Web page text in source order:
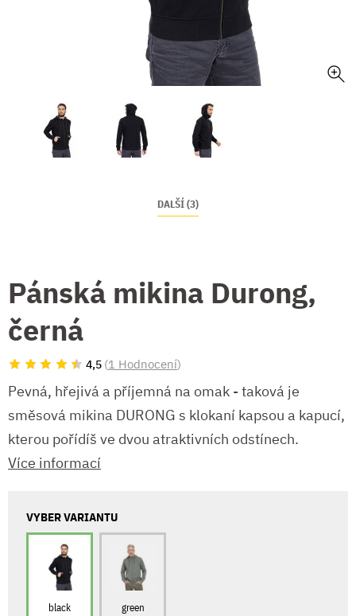
DALŠÍ (3)
Pánská mikina Durong,
černá
4,5 (1 Hodnocení)
Pevná, hřejivá a příjemná na omak - taková je
směsová mikina DURONG s klokaní kapsou a kapucí,
kterou pořídíš ve dvou atraktivních odstínech.
Více informací
VYBER VARIANTU
black green